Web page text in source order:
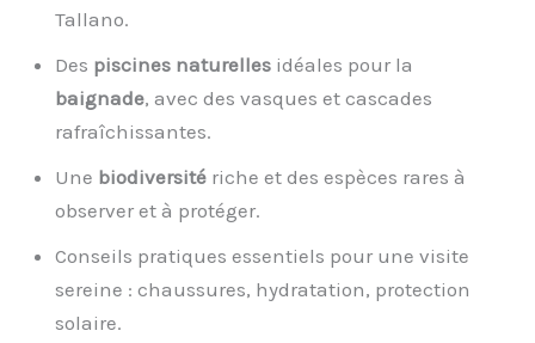
Tallano.
Des piscines naturelles idéales pour la
baignade, avec des vasques et cascades
rafraîchissantes.
Une biodiversité riche et des espèces rares à
observer et à protéger.
Conseils pratiques essentiels pour une visite
sereine : chaussures, hydratation, protection
solaire.